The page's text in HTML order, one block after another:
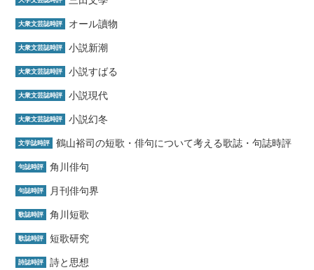
大衆文芸誌時評 オール讀物
大衆文芸誌時評 小説新潮
大衆文芸誌時評 小説すばる
大衆文芸誌時評 小説現代
大衆文芸誌時評 小説幻冬
文学誌時評 鶴山裕司の短歌・俳句について考える歌誌・句誌時評
句誌時評 角川俳句
句誌時評 月刊俳句界
歌誌時評 角川短歌
歌誌時評 短歌研究
詩誌時評 詩と思想